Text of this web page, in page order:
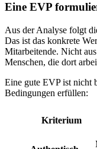
Eine EVP
Aus der Analyse folgt
Das ist das konkrete
Mitarbeitende. Nicht
Menschen, die dort
Eine gute EVP ist nicht
Bedingungen erfüllen:
Kriterium